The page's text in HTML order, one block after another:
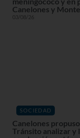
Canelones y
03/08/26
SOCIEDAD
Canelones
Tránsito analizar y